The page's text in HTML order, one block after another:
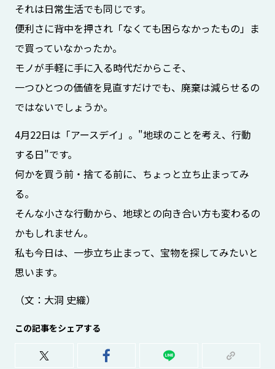
それは日常生活でも同じです。
便利さに背中を押され「なくても困らなかったもの」ま
で買っていなかったか。
モノが手軽に手に入る時代だからこそ、
一つひとつの価値を見直すだけでも、廃棄は減らせるの
ではないでしょうか。
4月22日は「アースデイ」。"地球のことを考え、行動
する日"です。
何かを買う前・捨てる前に、ちょっと立ち止まってみ
る。
そんな小さな行動から、地球との向き合い方も変わるの
かもしれません。
私も今日は、一歩立ち止まって、宝物を探してみたいと
思います。
（文：大洞 史織）
この記事をシェアする